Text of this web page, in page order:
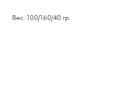
Вес: 100/160/40 гр